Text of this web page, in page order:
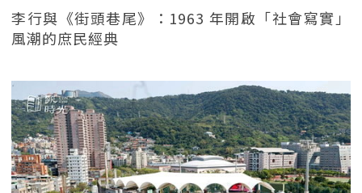
李行與《街頭巷尾》：1963 年開啟「社會寫實」
風潮的庶民經典